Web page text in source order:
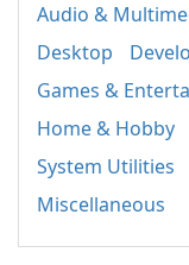
Audio &
Desktop
Games &
Home & Hobby
System Utilities
Miscellaneous